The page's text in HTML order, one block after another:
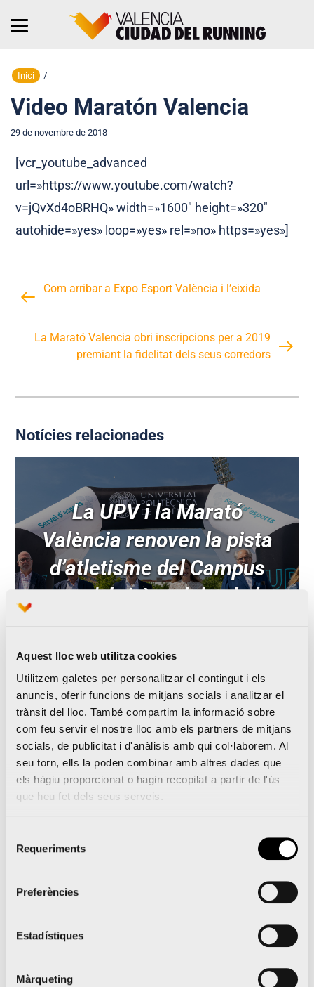
Aquest lloc web utilitza cookies
Utilitzem galetes per personalitzar el contingut i els
anuncis, oferir funcions de mitjans socials i analitzar el
trànsit del lloc. També compartim la informació sobre
com feu servir el nostre lloc amb els partners de mitjans
socials, de publicitat i d'anàlisis amb qui col·laborem. Al
seu torn, ells la poden combinar amb altres dades que
els hàgiu proporcionat o hagin recopilat a partir de l'ús
que heu fet dels seus serveis.
Requeriments
Preferències
Estadístiques
Màrqueting
Inici /
Video Maratón Valencia
29 de novembre de 2018
[vcr_youtube_advanced
url=»https://www.youtube.com/watch?
v=jQvXd4oBRHQ» width=»1600″ height=»320″
autohide=»yes» loop=»yes» rel=»no» https=»yes»]
Com arribar a Expo Esport València i l’eixida
La Marató Valencia obri inscripcions per a 2019
premiant la fidelitat dels seus corredors
Notícies relacionades
La UPV i la Marató
València renoven la pista
d’atletisme del Campus
que s’obrirà a clubs de la
Lleguir notícia
d’Espanya continuen
corrent-se a València